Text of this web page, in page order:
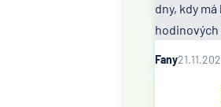
dny, kdy
hodinových
Fany